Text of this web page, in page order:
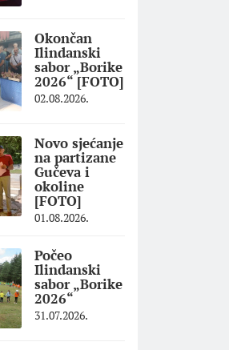
Okončan
Ilindanski
sabor „Borike
2026“ [FOTO]
02.08.2026.
Novo sjećanje
na partizane
Gučeva i
okoline
[FOTO]
01.08.2026.
Počeo
Ilindanski
sabor „Borike
2026“
31.07.2026.